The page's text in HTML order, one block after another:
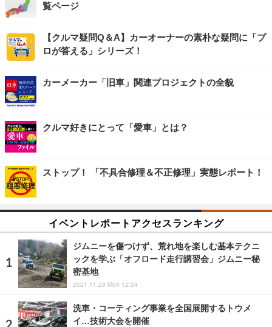
覧ページ
【クルマ疑問Q＆A】カーオーナーの素朴な疑問に「プ
ロが答える」シリーズ！
カーメーカー「旧車」関連プロジェクトの全貌
クルマ好きにとって「愛車」とは？
ストップ！ 「不具合修理＆不正修理」実態レポート！
イベントレポートアクセスランキング
ジムニーを傷つけず、荒れ地を楽しむ基本テクニ
ックを学ぶ「オフロード走行講習会」ジムニー秘
密基地
2021.11.29 Mon 12:24
洗車・コーティング事業を全国展開するトウメ
イ…技術大会を開催